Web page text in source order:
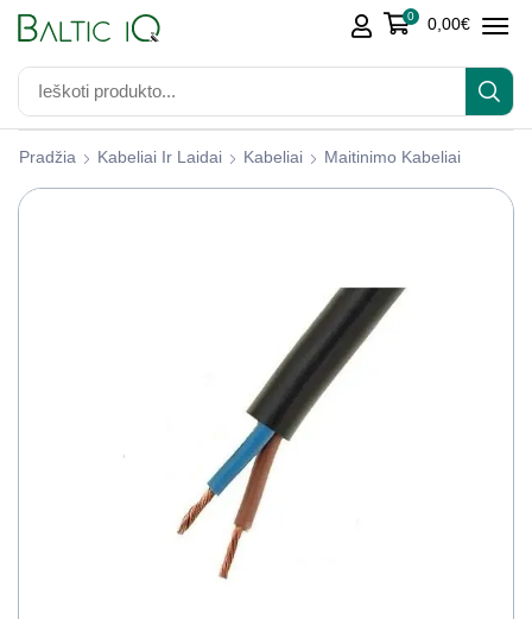
0 0,00€
Pradžia Kabeliai Ir Laidai Kabeliai Maitinimo Kabeliai